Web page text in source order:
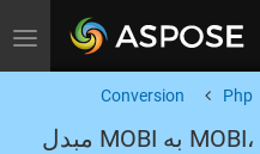
Toggle navigation
Php
Conversion
تبدیل Word بهMOBI، OTT به MOBI مبدل